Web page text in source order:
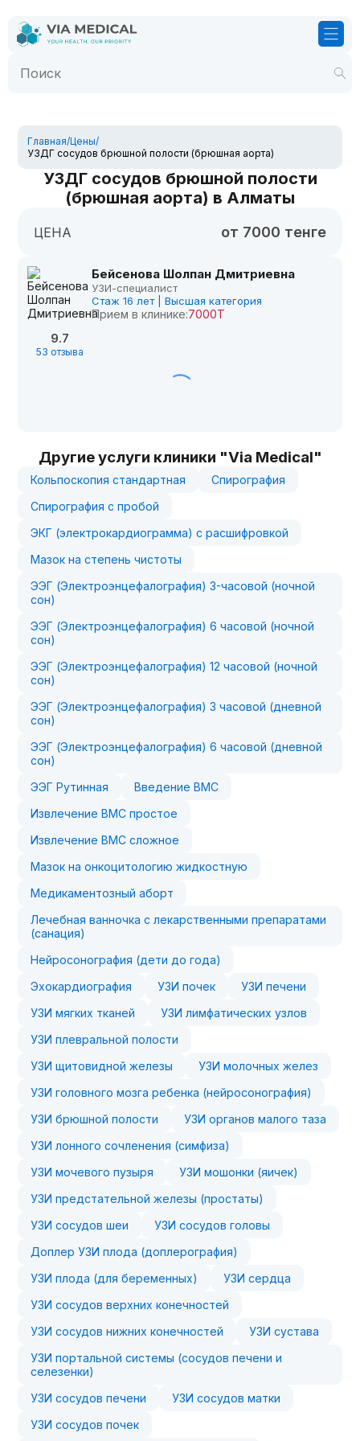
Главная/Цены/
УЗДГ сосудов брюшной полости (брюшная аорта)
УЗДГ сосудов брюшной полости
(брюшная аорта) в Алматы
ЦЕНА от 7000 тенге
9.7
53 отзыва
Бейсенова Шолпан Дмитриевна
УЗИ-специалист
Стаж 16 лет | Высшая категория
Прием в клинике:7000Т
Другие услуги клиники "Via Medical"
Кольпоскопия стандартная
Спирография
Спирография с пробой
ЭКГ (электрокардиограмма) с расшифровкой
Мазок на степень чистоты
ЭЭГ (Электроэнцефалография) 3-часовой (ночной
сон)
ЭЭГ (Электроэнцефалография) 6 часовой (ночной
сон)
ЭЭГ (Электроэнцефалография) 12 часовой (ночной
сон)
ЭЭГ (Электроэнцефалография) 3 часовой (дневной
сон)
ЭЭГ (Электроэнцефалография) 6 часовой (дневной
сон)
ЭЭГ Рутинная
Введение ВМС
Извлечение ВМС простое
Извлечение ВМС сложное
Мазок на онкоцитологию жидкостную
Медикаментозный аборт
Лечебная ванночка с лекарственными препаратами
(санация)
Нейросонография (дети до года)
Эхокардиография
УЗИ почек
УЗИ печени
УЗИ мягких тканей
УЗИ лимфатических узлов
УЗИ плевральной полости
УЗИ щитовидной железы
УЗИ молочных желез
УЗИ головного мозга ребенка (нейросонография)
УЗИ брюшной полости
УЗИ органов малого таза
УЗИ лонного сочленения (симфиза)
УЗИ мочевого пузыря
УЗИ мошонки (яичек)
УЗИ предстательной железы (простаты)
УЗИ сосудов шеи
УЗИ сосудов головы
Доплер УЗИ плода (доплерография)
УЗИ плода (для беременных)
УЗИ сердца
УЗИ сосудов верхних конечностей
УЗИ сосудов нижних конечностей
УЗИ сустава
УЗИ портальной системы (сосудов печени и
селезенки)
УЗИ сосудов печени
УЗИ сосудов матки
УЗИ сосудов почек